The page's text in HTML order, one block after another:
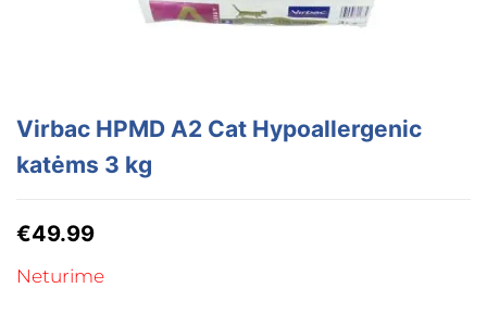
Virbac HPMD A2 Cat Hypoallergenic
katėms 3 kg
€49.99
Neturime